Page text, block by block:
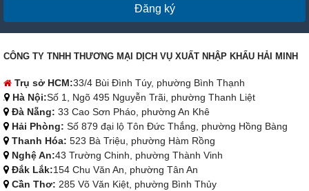
Đăng ký
CÔNG TY TNHH THƯƠNG MẠI DỊCH VỤ XUẤT NHẬP KHẨU HẢI MINH
Trụ sở HCM:33/4 Bùi Đình Túy, phường Bình Thạnh
Hà Nội:Số 1, Ngõ 495 Nguyễn Trãi, phường Thanh Liệt
Đà Nẵng: 33 Cao Sơn Pháo, phường An Khê
Hải Phòng: Số 879 đại lộ Tôn Đức Thắng, phường Hồng Bàng
Thanh Hóa: 523 Bà Triệu, phường Hàm Rồng
Nghệ An:43 Trường Chinh, phường Thành Vinh
Đắk Lắk:154 Chu Văn An, phường Tân An
Cần Thơ: 285 Võ Văn Kiệt, phường Bình Thủy